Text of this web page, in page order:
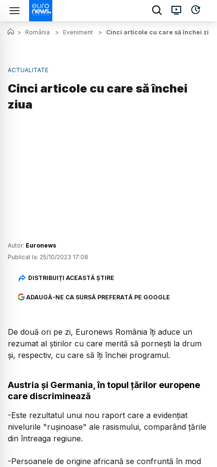
> România > Eveniment > Cinci articole cu care să închei ziua
ACTUALITATE
Cinci articole cu care să închei
ziua
Autor: Euronews
Publicat la: 25/10/2023 17:08
DISTRIBUIȚI ACEASTĂ ȘTIRE
ADAUGĂ-NE CA SURSĂ PREFERATĂ PE GOOGLE
De două ori pe zi, Euronews România îți aduce un
rezumat al știrilor cu care merită să pornești la drum
și, respectiv, cu care să îți închei programul.
Austria și Germania, în topul țărilor europene
care discriminează
-Este rezultatul unui nou raport care a evidențiat
nivelurile "rușinoase" ale rasismului, comparând țările
din întreaga regiune.
-Persoanele de origine africană se confruntă în mod